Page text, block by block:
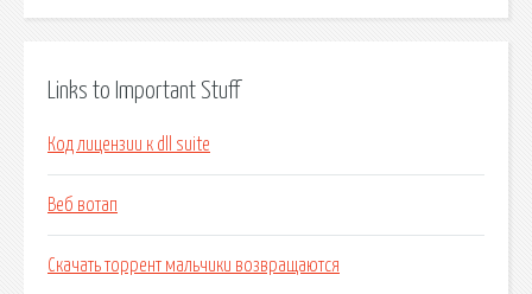
Links to Important Stuff
Код лицензии к dll suite
Веб вотап
Скачать торрент мальчики возвращаются